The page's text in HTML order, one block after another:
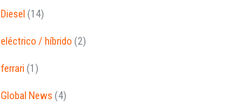
Diesel (14)
eléctrico / híbrido (2)
ferrari (1)
Global News (4)